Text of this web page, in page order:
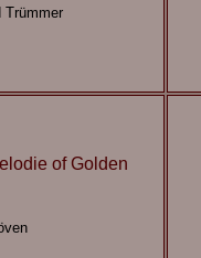
Trümmer
of Golden